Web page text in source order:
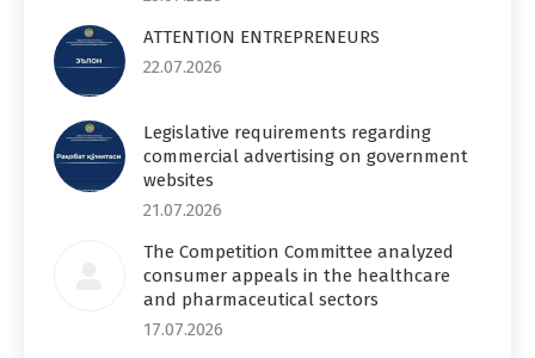
ATTENTION ENTREPRENEURS
22.07.2026
Legislative requirements regarding
commercial advertising on government
websites
21.07.2026
The Competition Committee analyzed
consumer appeals in the healthcare
and pharmaceutical sectors
17.07.2026